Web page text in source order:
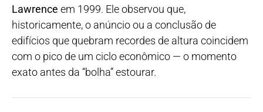
Lawrence em 1999. Ele observou que,
historicamente, o anúncio ou a conclusão de
edifícios que quebram recordes de altura coincidem
com o pico de um ciclo econômico — o momento
exato antes da “bolha” estourar.